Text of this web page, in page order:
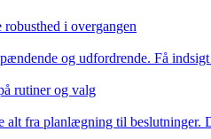
i overgangen
og udfordrende. Få
rutiner og valg
fra planlægning til